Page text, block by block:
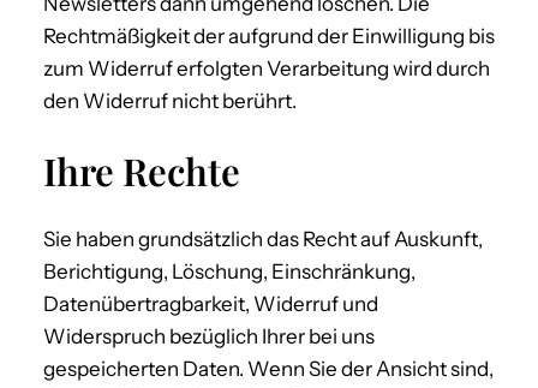
Rechtmäßigkeit der aufgrund der Einwilligung bis
zum Widerruf erfolgten Verarbeitung wird durch
den Widerruf nicht berührt.
Ihre Rechte
Sie haben grundsätzlich das Recht auf Auskunft,
Berichtigung, Löschung, Einschränkung,
Datenübertragbarkeit, Widerruf und
Widerspruch bezüglich Ihrer bei uns
gespeicherten Daten. Wenn Sie der Ansicht sind,